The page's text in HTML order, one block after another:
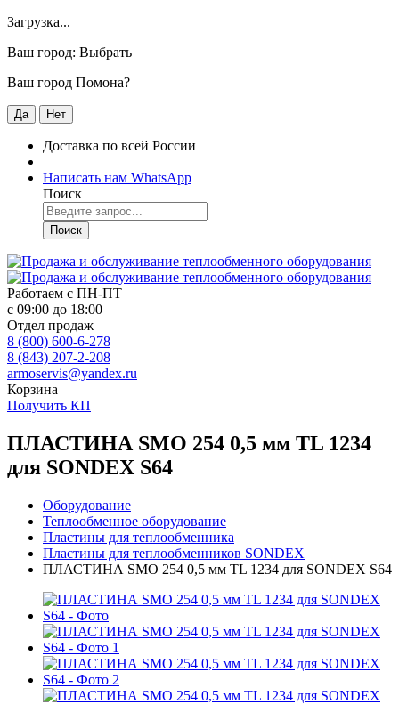
Загрузка...
Ваш город: Выбрать
Ваш город Помона?
Да Нет
Доставка по всей России
Написать нам WhatsApp
Поиск
Поиск
Работаем с ПН-ПТ
с 09:00 до 18:00
Отдел продаж
8 (800) 600-6-278
8 (843) 207-2-208
armoservis@yandex.ru
Корзина
Получить КП
ПЛАСТИНА SMO 254 0,5 мм TL 1234
для SONDEX S64
Оборудование
Теплообменное оборудование
Пластины для теплообменника
Пластины для теплообменников SONDEX
ПЛАСТИНА SMO 254 0,5 мм TL 1234 для SONDEX S64